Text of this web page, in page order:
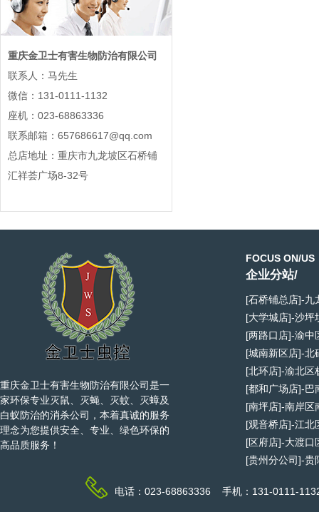
重庆金卫士有害生物防治有限公司
联系人：马先生
微信：131-0111-1132
座机：023-68863336
联系邮箱：657686617@qq.com
总店地址：重庆市九龙坡区石桥铺
汇祥荟广场8-32号
重庆金卫士有害生物防治有限公司是一
家环保专业灭鼠、灭蝇、灭蚊、灭蟑及
白蚁防治的消杀公司，本着真诚的服务
理念为您提供安全、专业、绿色环保的
高品质服务！
FOCUS ON/US
企业分站/
[石桥铺总店]-九
[大学城店]-沙坪
[两路口店]-渝中
[城南新区店]-北
[北环店]-渝北区
[都和广场店]-巴
[南坪店]-南岸区
[观音桥店]-江北
[区府店]-大渡口
[贵州分公司]-贵
电话：023-68863336 手机：131-0111-